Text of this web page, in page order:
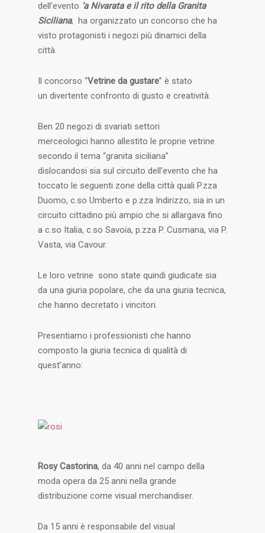
dell’evento ‘a Nivarata e il rito della Granita
Siciliana, ha organizzato un concorso che ha
visto protagonisti i negozi più dinamici della
città.
Il concorso “Vetrine da gustare” è stato
un divertente confronto di gusto e creatività.
Ben 20 negozi di svariati settori
merceologici hanno allestito le proprie vetrine
secondo il tema “granita siciliana”
dislocandosi sia sul circuito dell’evento che ha
toccato le seguenti zone della città quali P.zza
Duomo, c.so Umberto e p.zza Indirizzo, sia in un
circuito cittadino più ampio che si allargava fino
a c.so Italia, c.so Savoia, p.zza P. Cusmana, via P.
Vasta, via Cavour.
Le loro vetrine sono state quindi giudicate sia
da una giuria popolare, che da una giuria tecnica,
che hanno decretato i vincitori.
Presentiamo i professionisti che hanno
composto la giuria tecnica di qualità di
quest’anno:
Rosy Castorina, da 40 anni nel campo della
moda opera da 25 anni nella grande
distribuzione come visual merchandiser.
Da 15 anni è responsabile del visual